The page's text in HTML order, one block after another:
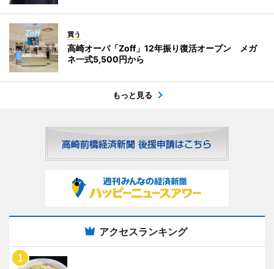
買う
高崎オーパ「Zoff」12年振り復活オープン メガ
ネ一式5,500円から
もっと見る
アクセスランキング